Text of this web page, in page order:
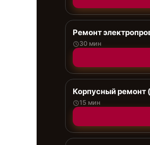
Ремонт
30 мин
Корпусный ремонт
15 мин